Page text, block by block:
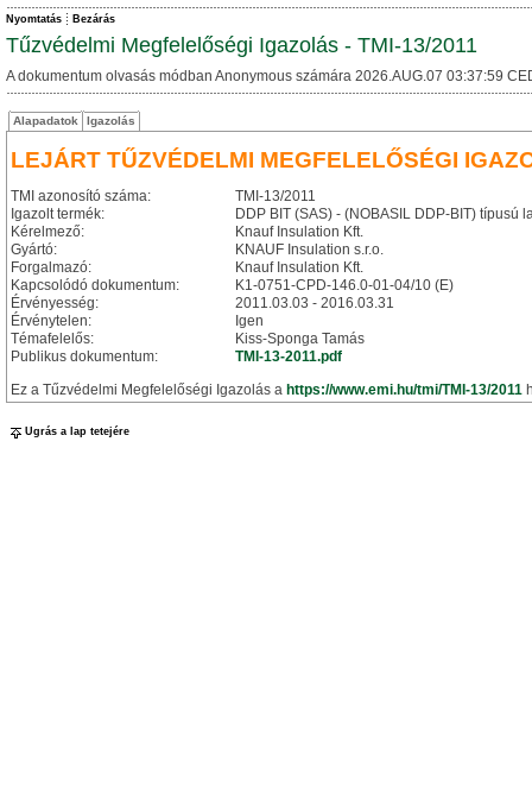
Nyomtatás Bezárás
Tűzvédelmi Megfelelőségi Igazolás - TMI-13/2011
A dokumentum olvasás módban Anonymous számára 2026.AUG.07 03:37:59
Alapadatok Igazolás
LEJÁRT TŰZVÉDELMI MEGFELELŐSÉGI
TMI azonosító száma:
TMI-13/2011
Igazolt termék:
DDP BIT (SAS) - (NOBASIL DDP-BIT) típusú
Kérelmező:
Knauf Insulation Kft.
Gyártó:
KNAUF Insulation s.r.o.
Forgalmazó:
Knauf Insulation Kft.
Kapcsolódó dokumentum:
K1-0751-CPD-146.0-01-04/10 (E)
Érvényesség:
2011.03.03 - 2016.03.31
Érvénytelen:
Igen
Témafelelős:
Kiss-Sponga Tamás
Publikus dokumentum:
TMI-13-2011.pdf
Ez a Tűzvédelmi Megfelelőségi Igazolás a https://www.emi.hu/tmi/TMI-13/2011
Ugrás a lap tetejére